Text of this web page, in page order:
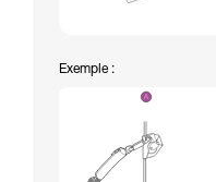
Exemple :